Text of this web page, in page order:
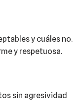
y cuáles no.
y respetuosa.​
sin agresividad